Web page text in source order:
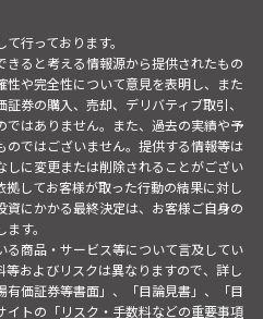
行っております。
ると考える情報源から提供されたもの
や完全性について意見を表明し、また
券の購入、売却、デリバティブ取引、
ではありません。また、過去の実績や予
ではございません。提供する情報等は
に変更または削除されることがござい
してお客様が取った行動の結果に対し
にかかる最終決定は、お客様ご自身の
す。
商品・サービス等について言及してい
およびリスクは異なりますので、詳し
有価証券等書面」、「目論見書」、「目
イトの「リスク・手数料などの重要事項